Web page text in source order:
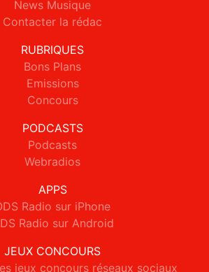
News Musique
Contacter la rédac
RUBRIQUES
Bons Plans
Emissions
Concours
PODCASTS
Podcasts
Webradios
APPS
Radio sur iPhone
Radio sur Android
JEUX CONCOURS
jeux concours réseaux sociaux